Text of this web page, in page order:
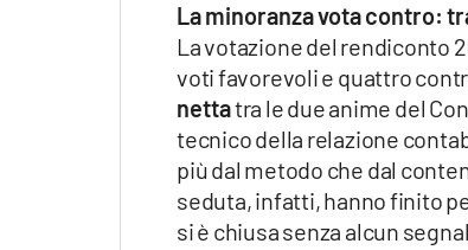
La minoranza vota contro:
La votazione del rendiconto
voti favorevoli e quattro
nettatra le due anime del
tecnico della relazione
più dal metodo che dal
seduta, infatti, hanno finito
si è chiusa senza alcun